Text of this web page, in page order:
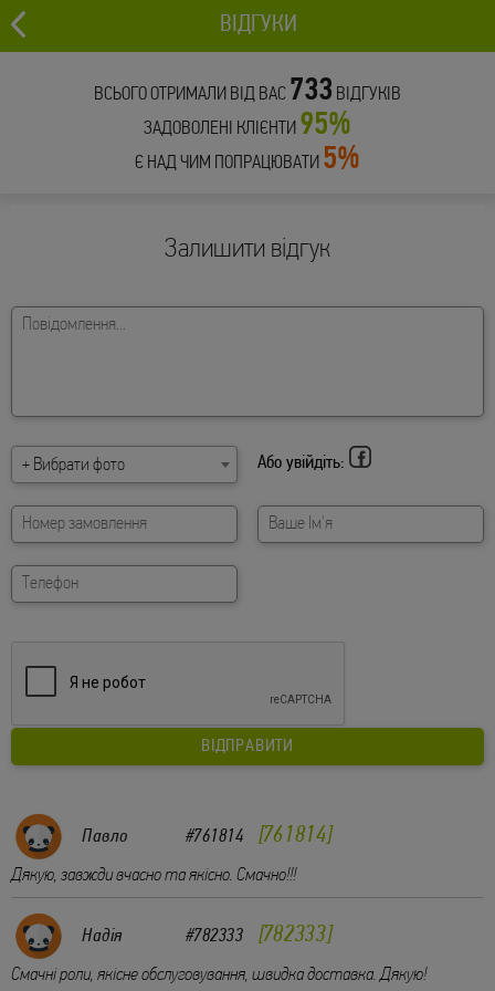
ВІДГУКИ
ВСЬОГО ОТРИМАЛИ ВІД ВАС 733 ВІДГУКІВ
ЗАДОВОЛЕНІ КЛІЄНТИ 95%
Є НАД ЧИМ ПОПРАЦЮВАТИ 5%
Павло #761814 761814
Дякую, завжди вчасно та якісно. Смачно!!!
Надія #782333 782333
Смачні роли, якісне обслуговування, швидка доставка. Дякую!
Залишити відгук
+ Вибрати фото Або увійдіть: